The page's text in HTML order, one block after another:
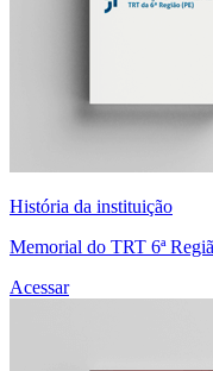
História da instituição
Memorial do TRT 6ª
Acessar